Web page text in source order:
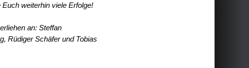
weiterhin viele Erfolge!
an: Steffan
Rüdiger Schäfer und Tobias